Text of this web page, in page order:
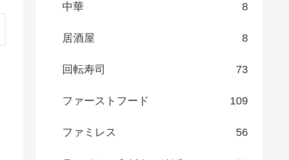
中華 8
居酒屋 8
回転寿司 73
ファーストフード 109
ファミレス 56